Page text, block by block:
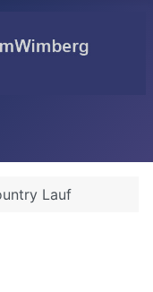
Lauf